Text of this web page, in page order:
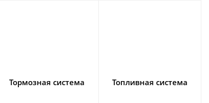
Тормозная система Топливная система